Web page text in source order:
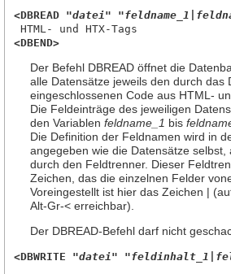
<DBREAD "datei"
<DBEND>
Der Befehl DBREAD öffnet die
alle Datensätze jeweils den durch das
eingeschlossenen Code aus HTML-
Die Feldeinträge des jeweiligen
den Variablen feldname_1 bis
Die Definition der Feldnamen wird in
angegeben wie die Datensätze selbst,
durch den Feldtrenner. Dieser
Zeichen, das die einzelnen Felder
Voreingestellt ist hier das Zeichen |
Alt-Gr-< erreichbar).
Der DBREAD-Befehl darf nicht
<DBWRITE "datei"